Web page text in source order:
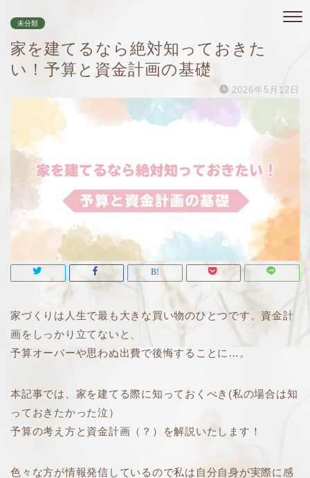
未分類
家を建てるなら絶対知っておきた
い！予算と資金計画の基礎
2026年5月12日
家づくりは人生で最も大きな買い物のひとつです。資金計
画をしっかり立てないと、
予算オーバーや思わぬ出費で後悔することに…。
本記事では、家を建てる際に知っておくべき(私の場合は知
っておきたかった泣）
予算の考え方と資金計画（？）を解説いたします！
色々な方が情報発信しているので私は自分自身が実際に感